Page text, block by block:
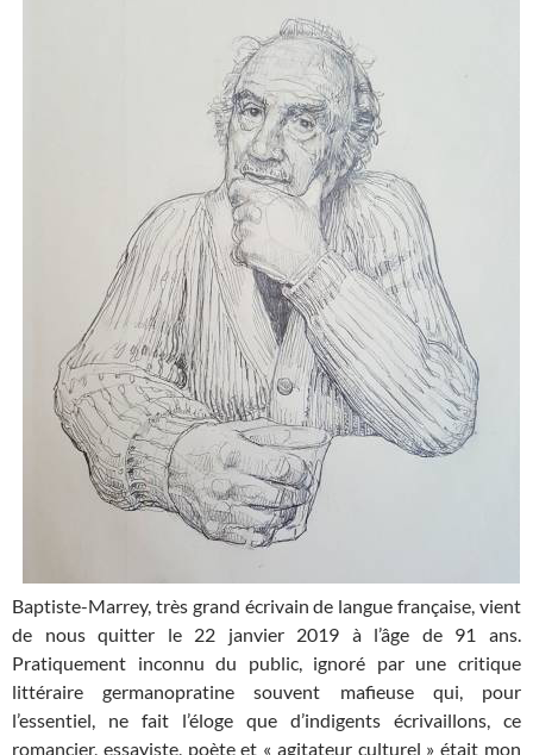
Baptiste-Marrey, très grand écrivain de langue française, vient
de nous quitter le 22 janvier 2019 à l’âge de 91 ans.
Pratiquement inconnu du public, ignoré par une critique
littéraire germanopratine souvent mafieuse qui, pour
l’essentiel, ne fait l’éloge que d’indigents écrivaillons, ce
romancier, essayiste, poète et « agitateur culturel » était mon